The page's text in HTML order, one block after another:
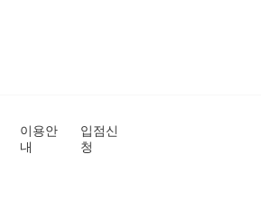
이용안
내
입점신
청